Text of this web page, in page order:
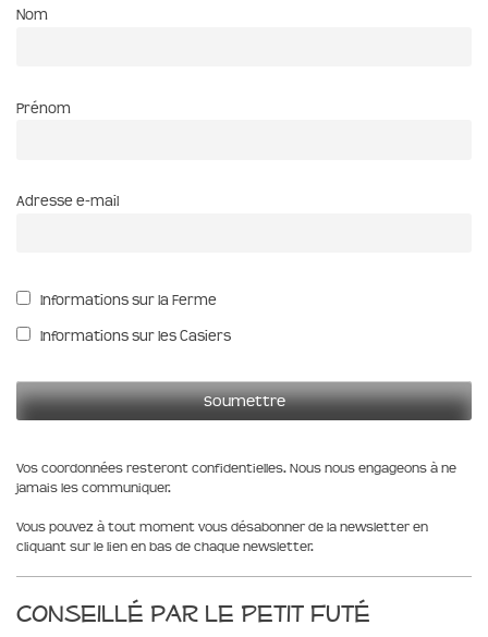
Nom
Prénom
Adresse e-mail
Informations sur la Ferme
Informations sur les Casiers
Vos coordonnées resteront confidentielles. Nous nous engageons à ne
jamais les communiquer.
Vous pouvez à tout moment vous désabonner de la newsletter en
cliquant sur le lien en bas de chaque newsletter.
Conseillé par le Petit Futé